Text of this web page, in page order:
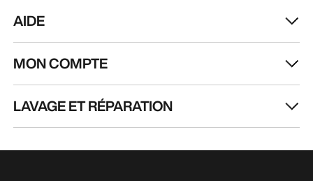
AIDE
MON COMPTE
LAVAGE ET RÉPARATION